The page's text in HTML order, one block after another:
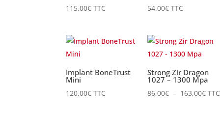
115,00€ TTC 54,00€ TTC
Implant BoneTrust
Mini
120,00€ TTC
Strong Zir Dragon
1027 – 1300 Mpa
86,00€ – 163,00€Plage
TTC